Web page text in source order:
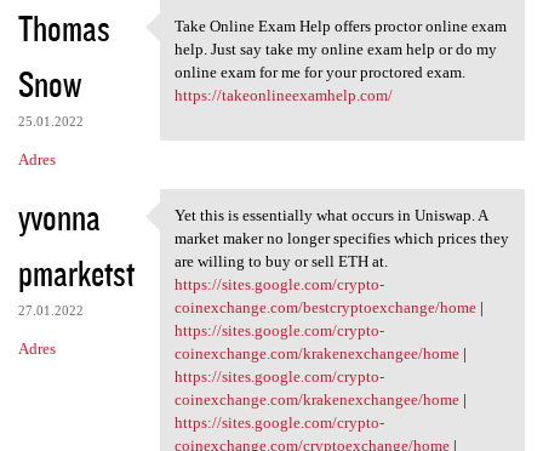
Thomas
Snow
25.01.2022
Adres
Take Online Exam Help offers
Take Online Exam Help offers proctor online exam
help. Just say take my online exam help or do my
online exam for me for your proctored exam.
https://takeonlineexamhelp.com/
yvonna
pmarketst
27.01.2022
Adres
Yet this is essentially what
Yet this is essentially what occurs in Uniswap. A
market maker no longer specifies which prices they
are willing to buy or sell ETH at.
https://sites.google.com/crypto-
coinexchange.com/bestcryptoexchange/home|
https://sites.google.com/crypto-
coinexchange.com/krakenexchangee/home|
https://sites.google.com/crypto-
coinexchange.com/krakenexchangee/home|
https://sites.google.com/crypto-
coinexchange.com/cryptoexchange/home|